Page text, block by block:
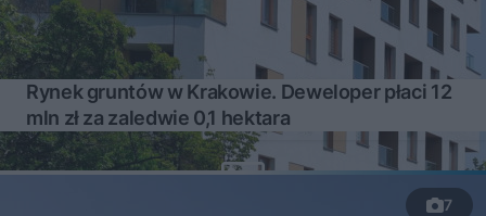
Rynek gruntów w Krakowie. Deweloper płaci 12
mln zł za zaledwie 0,1 hektara
7